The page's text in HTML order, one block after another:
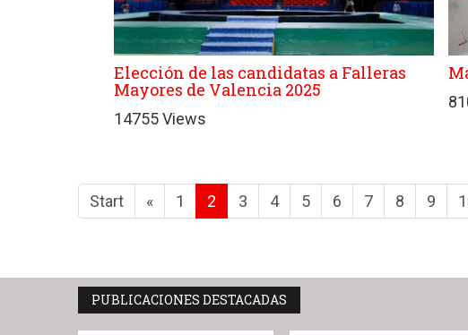
Elección de las candidatas a Falleras
Mayores de Valencia 2025
14755 Views
Start « 1 2 3 4 5 6 7 8 9
PUBLICACIONES DESTACADAS